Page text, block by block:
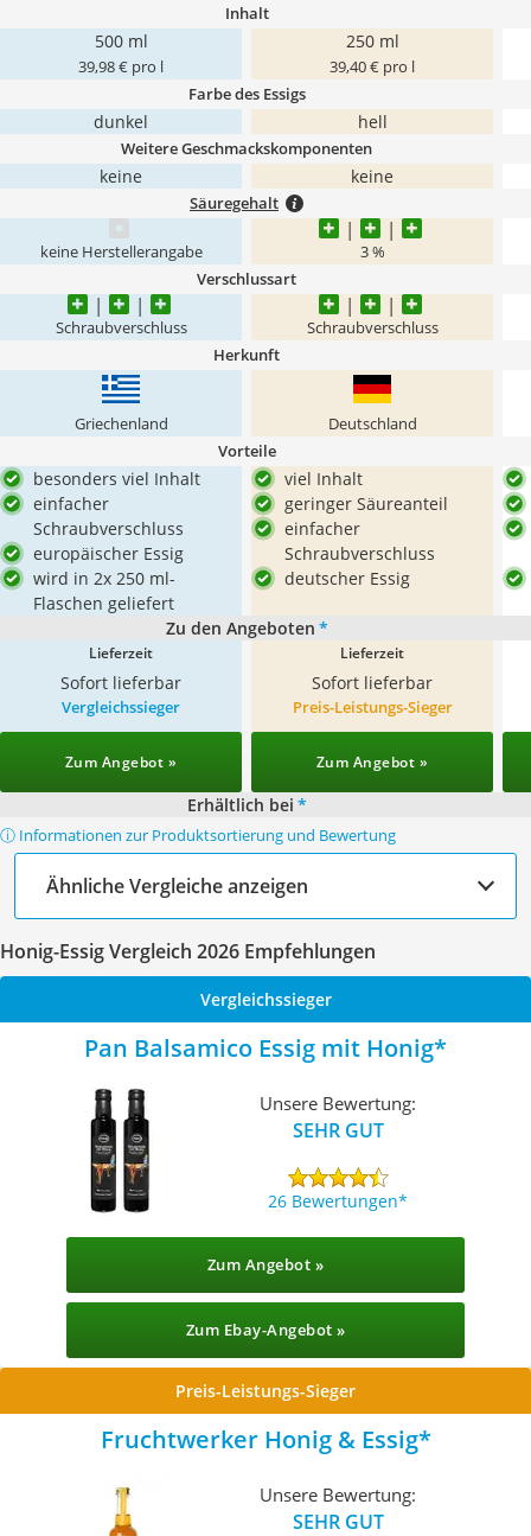
Inhalt
500 ml
39,98 € pro l
250 ml
39,40 € pro l
Farbe des Essigs
dunkel hell
Weitere Geschmackskomponenten
keine keine
Säuregehalt
keine Herstellerangabe 3 %
Verschlussart
Schraubverschluss Schraubverschluss
Herkunft
Griechenland Deutschland
Vorteile
besonders viel Inhalt
einfacher
Schraubverschluss
europäischer Essig
wird in 2x 250 ml-
Flaschen geliefert
viel Inhalt
geringer Säureanteil
einfacher
Schraubverschluss
deutscher Essig
Zu den Angeboten *
Lieferzeit
Sofort lieferbar
Lieferzeit
Sofort lieferbar
Vergleichssieger
Zum Angebot »
Preis-Leistungs-Sieger
Zum Angebot »
Erhältlich bei *
ⓘ Informationen zur Produktsortierung und Bewertung
Ähnliche Vergleiche anzeigen
Honig-Essig Vergleich 2026 Empfehlungen
Vergleichssieger
Pan Balsamico Essig mit Honig
Unsere Bewertung:
SEHR GUT
26 Bewertungen
Zum Angebot »
Zum Ebay-Angebot »
Preis-Leistungs-Sieger
Fruchtwerker Honig & Essig
Unsere Bewertung:
SEHR GUT